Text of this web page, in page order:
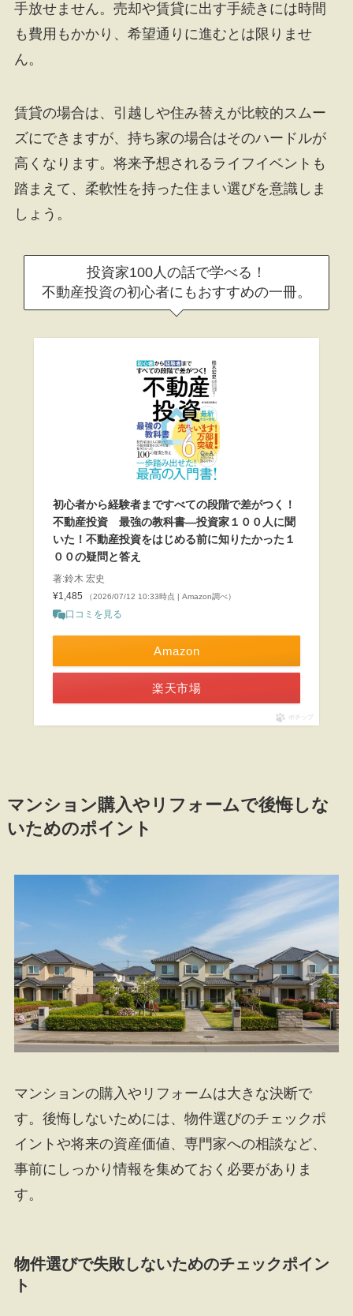
手放せません。売却や賃貸に出す手続きには時間
も費用もかかり、希望通りに進むとは限りませ
ん。
賃貸の場合は、引越しや住み替えが比較的スムー
ズにできますが、持ち家の場合はそのハードルが
高くなります。将来予想されるライフイベントも
踏まえて、柔軟性を持った住まい選びを意識しま
しょう。
投資家100人の話で学べる！
不動産投資の初心者にもおすすめの一冊。
初心者から経験者まですべての段階で差がつく！
不動産投資 最強の教科書―投資家１００人に聞
いた！不動産投資をはじめる前に知りたかった１
００の疑問と答え
著:鈴木 宏史
¥1,485
（2026/07/12 10:33時点 | Amazon調べ）
口コミを見る
Amazon
楽天市場
ポチップ
マンション購入やリフォームで後悔しな
いためのポイント
マンションの購入やリフォームは大きな決断で
す。後悔しないためには、物件選びのチェックポ
イントや将来の資産価値、専門家への相談など、
事前にしっかり情報を集めておく必要がありま
す。
物件選びで失敗しないためのチェックポイン
ト